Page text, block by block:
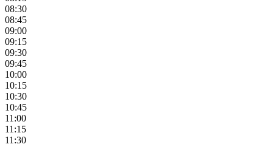
08:30
08:45
09:00
09:15
09:30
09:45
10:00
10:15
10:30
10:45
11:00
11:15
11:30